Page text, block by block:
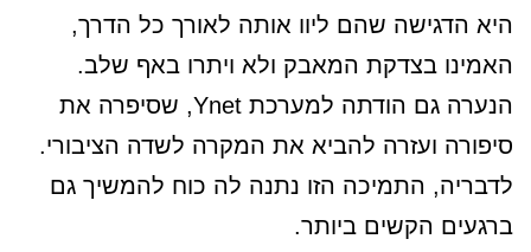
היא הדגישה שהם ליוו אותה לאורך כל הדרך,
האמינו בצדקת המאבק ולא ויתרו באף שלב.
הנערה גם הודתה למערכת Ynet, שסיפרה את
סיפורה ועזרה להביא את המקרה לשדה הציבורי.
לדבריה, התמיכה הזו נתנה לה כוח להמשיך גם
ברגעים הקשים ביותר.